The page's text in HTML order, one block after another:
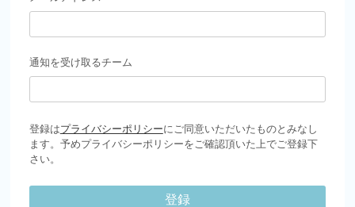
通知を受け取るチーム
登録はプライバシーポリシーにご同意いただいたものとみなし
ます。予めプライバシーポリシーをご確認頂いた上でご登録下
さい。
登録